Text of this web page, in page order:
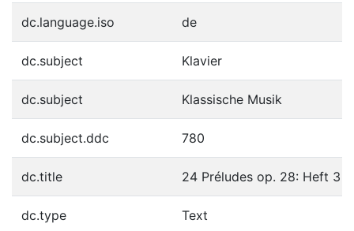
dc.language.iso de
dc.subject Klavier
dc.subject Klassische Musik
dc.subject.ddc 780
dc.title 24 Préludes op. 28: Heft 3
dc.type Text